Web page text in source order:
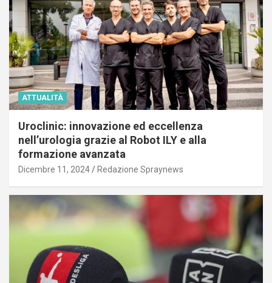
ATTUALITÀ
Uroclinic: innovazione ed eccellenza
nell’urologia grazie al Robot ILY e alla
formazione avanzata
Dicembre 11, 2024 Redazione Spraynews